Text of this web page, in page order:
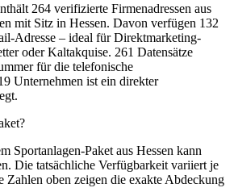
264 verifizierte Firmenadressen aus
mit Sitz in Hessen. Davon verfügen 132
Adresse – ideal für Direktmarketing-
oder Kaltakquise. 261 Datensätze
für die telefonische
Unternehmen ist ein direkter
Sportanlagen-Paket aus Hessen kann
Die tatsächliche Verfügbarkeit variiert je
Zahlen oben zeigen die exakte Abdeckung